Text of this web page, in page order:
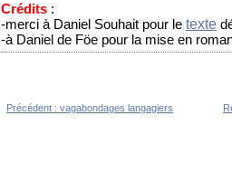
Crédits :
-merci à Daniel Souhait pour letexte
-à Daniel de Föe pour la mise en
Précédent : vagabondages langagiers